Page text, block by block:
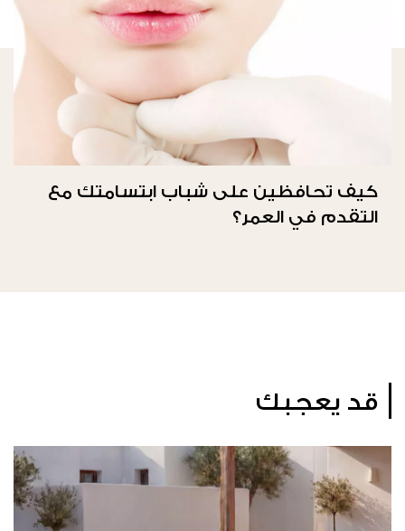
كيف تحافظين على شباب ابتسامتك مع
التقدم في العمر؟
قد يعجبك